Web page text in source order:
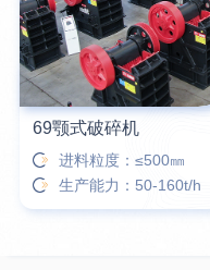
69颚式破碎机
进料粒度：≤500㎜
生产能力：50-160t/h